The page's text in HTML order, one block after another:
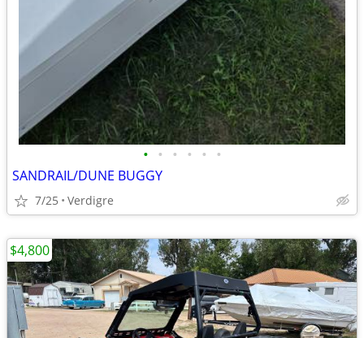
• • • • • •
SANDRAIL/DUNE BUGGY
7/25 Verdigre
$4,800